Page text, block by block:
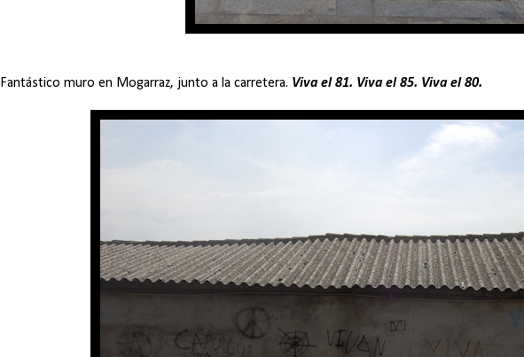
Fantástico muro en Mogarraz, junto a la carretera. Viva el 81. Viva el 85. Viva el 80.